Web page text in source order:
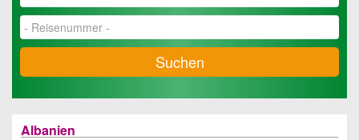
Suchen
Albanien